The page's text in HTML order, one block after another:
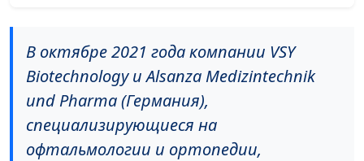
В октябре 2021 года компании VSY
Biotechnology и Alsanza Medizintechnik
und Pharma (Германия),
специализирующиеся на
офтальмологии и ортопедии,